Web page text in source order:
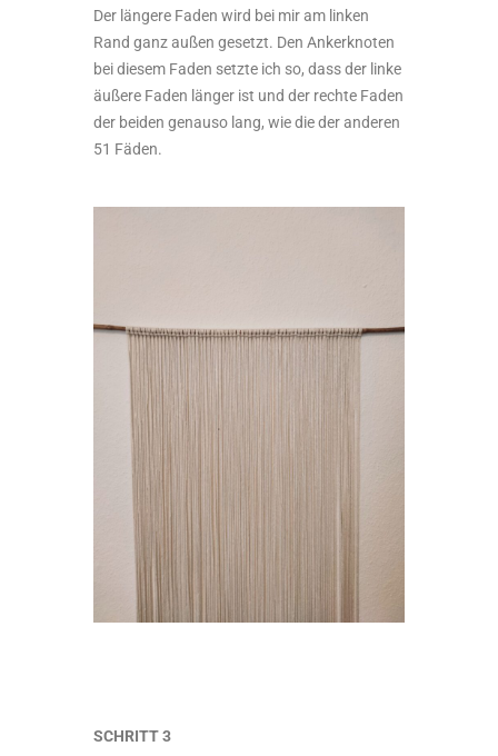
Der längere Faden wird bei mir am linken
Rand ganz außen gesetzt. Den Ankerknoten
bei diesem Faden setzte ich so, dass der linke
äußere Faden länger ist und der rechte Faden
der beiden genauso lang, wie die der anderen
51 Fäden.
SCHRITT 3